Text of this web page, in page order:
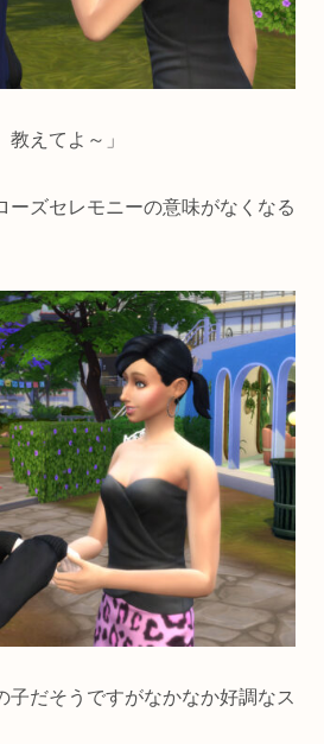
えてよ～」
ーズセレモニーの意味がなくなる
子だそうですがなかなか好調なス